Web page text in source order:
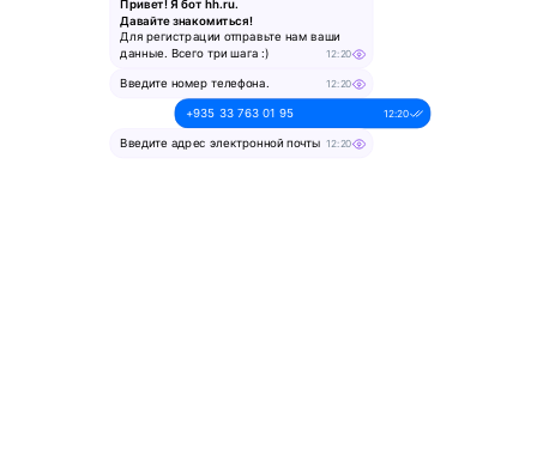
Давайте знакомиться!
Для регистрации отправьте нам ваши
данные. Всего три шага :)
12:20
Введите номер телефона. 12:20
+935 33 763 01 95 12:20
Введите адрес электронной почты 12:20